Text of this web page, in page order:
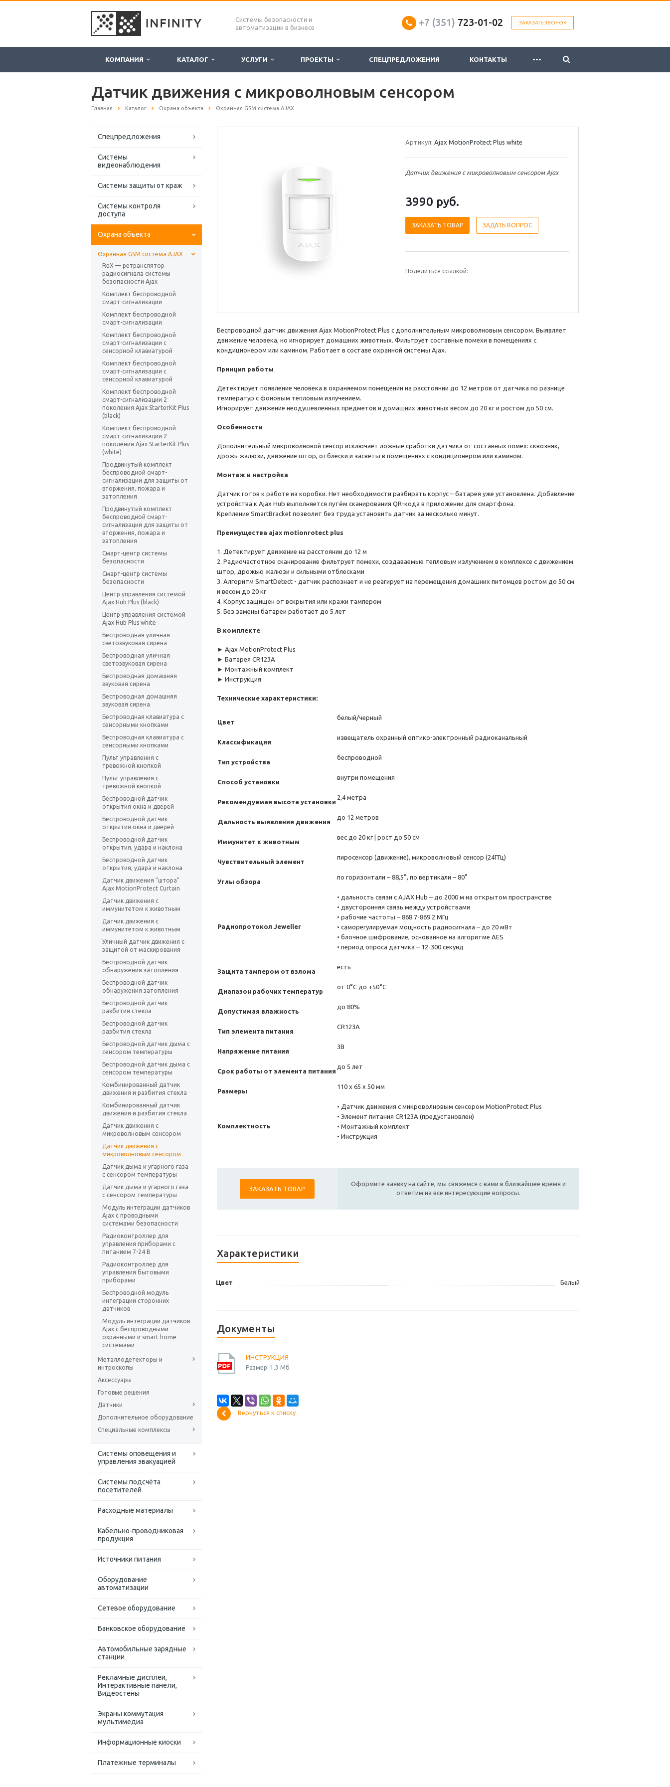
Системы безопасности и
автоматизации в бизнесе
ЗАКАЗАТЬ ЗВОНОК
+7 (351) 723-01-02
КОМПАНИЯ КАТАЛОГ УСЛУГИ ПРОЕКТЫ СПЕЦПРЕДЛОЖЕНИЯ КОНТАКТЫ ...
Датчик движения с микроволновым сенсором
Главная Каталог Охрана объекта Охранная GSM система AJAX
Спецпредложения
Системы
видеонаблюдения
Системы защиты от краж
Системы контроля
доступа
Охрана объекта
Охранная GSM система AJAX
ReX — ретранслятор
радиосигнала системы
безопасности Ajax
Комплект беспроводной
смарт-сигнализации
Комплект беспроводной
смарт-сигнализации
Комплект беспроводной
смарт-сигнализации с
сенсорной клавиатурой
Комплект беспроводной
смарт-сигнализации с
сенсорной клавиатурой
Комплект беспроводной
смарт-сигнализации 2
поколения Ajax StarterKit Plus
(black)
Комплект беспроводной
смарт-сигнализации 2
поколения Ajax StarterKit Plus
(white)
Продвинутый комплект
беспроводной смарт-
сигнализации для защиты от
вторжения, пожара и
затопления
Продвинутый комплект
беспроводной смарт-
сигнализации для защиты от
вторжения, пожара и
затопления
Смарт-центр системы
безопасности
Смарт-центр системы
безопасности
Центр управления системой
Ajax Hub Plus (black)
Центр управления системой
Ajax Hub Plus white
Беспроводная уличная
светозвуковая сирена
Беспроводная уличная
светозвуковая сирена
Беспроводная домашняя
звуковая сирена
Беспроводная домашняя
звуковая сирена
Беспроводная клавиатура с
сенсорными кнопками
Беспроводная клавиатура с
сенсорными кнопками
Пульт управления с
тревожной кнопкой
Пульт управления с
тревожной кнопкой
Беспроводной датчик
открытия окна и дверей
Беспроводной датчик
открытия окна и дверей
Беспроводной датчик
открытия, удара и наклона
Беспроводной датчик
открытия, удара и наклона
Датчик движения "штора"
Ajax MotionProtect Curtain
Датчик движения с
иммунитетом к животным
Датчик движения с
иммунитетом к животным
Уличный датчик движения с
защитой от маскирования
Беспроводной датчик
обнаружения затопления
Беспроводной датчик
обнаружения затопления
Беспроводной датчик
разбития стекла
Беспроводной датчик
разбития стекла
Беспроводной датчик дыма с
сенсором температуры
Беспроводной датчик дыма с
сенсором температуры
Комбинированный датчик
движения и разбития стекла
Комбинированный датчик
движения и разбития стекла
Датчик движения с
микроволновым сенсором
Датчик движения с
микроволновым сенсором
Датчик дыма и угарного газа
с сенсором температуры
Датчик дыма и угарного газа
с сенсором температуры
Модуль интеграции датчиков
Ajax с проводными
системами безопасности
Радиоконтроллер для
управления приборами с
питанием 7-24 В
Радиоконтроллер для
управления бытовыми
приборами
Беспроводной модуль
интеграции сторонних
датчиков
Модуль интеграции датчиков
Ajax с беспроводными
охранными и smart home
системами
Металлодетекторы и
интроскопы
Аксессуары
Готовые решения
Датчики
Дополнительное оборудование
Специальные комплексы
Системы оповещения и
управления эвакуацией
Системы подсчёта
посетителей
Расходные материалы
Кабельно-проводниковая
продукция
Источники питания
Оборудование
автоматизации
Сетевое оборудование
Банковское оборудование
Автомобильные зарядные
станции
Рекламные дисплеи,
Интерактивные панели,
Видеостены
Экраны коммутация
мультимедиа
Информационные киоски
Платежные терминалы
Артикул: Ajax MotionProtect Plus white
Датчик движения с микроволновым сенсором Ajax
3990 руб.
ЗАКАЗАТЬ ТОВАР ЗАДАТЬ ВОПРОС
Поделиться ссылкой:
Беспроводной датчик движения Ajax MotionProtect Plus с дополнительным микроволновым сенсором. Выявляет
движение человека, но игнорирует домашних животных. Фильтрует составные помехи в помещениях с
кондиционером или камином. Работает в составе охранной системы Ajax.
Принцип работы
Детектирует появление человека в охраняемом помещении на расстоянии до 12 метров от датчика по разнице
температур с фоновым тепловым излучением.
Игнорирует движение неодушевленных предметов и домашних животных весом до 20 кг и ростом до 50 см.
Особенности
Дополнительный микроволновой сенсор исключает ложные сработки датчика от составных помех: сквозняк,
дрожь жалюзи, движение штор, отблески и засветы в помещениях с кондиционером или камином.
Монтаж и настройка
Датчик готов к работе из коробки. Нет необходимости разбирать корпус – батарея уже установлена. Добавление
устройства к Ajax Hub выполняется путём сканирования QR-кода в приложении для смартфона.
Крепление SmartBracket позволит без труда установить датчик за несколько минут.
Преимущества ajax motionrotect plus
1. Детектирует движение на расстоянии до 12 м
2. Радиочастотное сканирование фильтрует помехи, создаваемые тепловым излучением в комплексе с движением
штор, дрожью жалюзи и сильными отблесками
3. Алгоритм SmartDetect - датчик распознает и не реагирует на перемещения домашних питомцев ростом до 50 см
и весом до 20 кг
4. Корпус защищен от вскрытия или кражи тампером
5. Без замены батареи работает до 5 лет
В комплекте
► Ajax MotionProtect Plus
► Батарея CR123A
► Монтажный комплект
► Инструкция
Технические характеристики:
Цвет
белый/черный
Классификация
извещатель охранный оптико-электронный радиоканальный
Тип устройства
беспроводной
Способ установки
внутри помещения
Рекомендуемая высота установки
2,4 метра
Дальность выявления движения
до 12 метров
Иммунитет к животным
вес до 20 кг | рост до 50 см
Чувствительный элемент
пиросенсор (движение), микроволновый сенсор (24ГГц)
Углы обзора
по горизонтали – 88,5°, по вертикали – 80°
Радиопротокол Jeweller
• дальность связи с AJAX Hub – до 2000 м на открытом пространстве
• двусторонняя связь между устройствами
• рабочие частоты – 868.7-869.2 МГц
• саморегулируемая мощность радиосигнала – до 20 мВт
• блочное шифрование, основанное на алгоритме AES
• период опроса датчика – 12-300 секунд
Защита тампером от взлома
есть
Диапазон рабочих температур
от 0°С до +50°С
Допустимая влажность
до 80%
Тип элемента питания
CR123A
Напряжение питания
3В
Срок работы от элемента питания
до 5 лет
Размеры
110 x 65 x 50 мм
Комплектность
• Датчик движения с микроволновым сенсором MotionProtect Plus
• Элемент питания CR123A (предустановлен)
• Монтажный комплект
• Инструкция
ЗАКАЗАТЬ ТОВАР
Оформите заявку на сайте, мы свяжемся с вами в ближайшее время и
ответим на все интересующие вопросы.
Характеристики
Цвет Белый
Документы
ИНСТРУКЦИЯ
Размер: 1.3 Мб
Вернуться к списку